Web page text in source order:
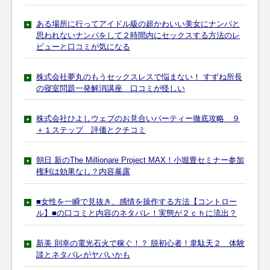
ある場所に行ってアイドル級の超かわいい美女にナンパと
思われないナンパをして２時間内にセックスする方法のレ
ビューと口コミが気になる
株式会社夢丸のもうセックスレスで悩まない！ すずね所長
の寝室問題一発解消講座 口コミが怪しい
株式会社ひよしウェブのお見合いパーティー徹底攻略 ９
＋１ステップ 評価とクチコミ
朝日 新のThe Millionare Project MAX！小堀豊セミナー参加
権利は効果なし？内容暴露
■女性を一瞬で見抜き、感情を操作する方法【コントロー
ル】■の口コミと内容のネタバレ！実態が２ｃｈに流出？
新美 則幸の電光石火で稼ぐ！？ 脱初心者！韋駄天２ 体験
談とネタバレがヤバいかも